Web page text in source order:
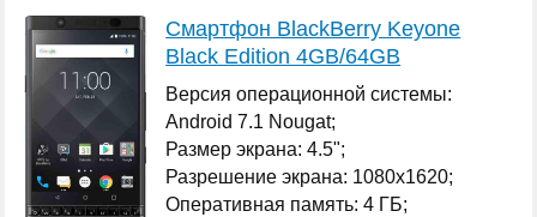
Смартфон BlackBerry Keyone
Black Edition 4GB/64GB
Версия операционной системы:
Android 7.1 Nougat;
Размер экрана: 4.5";
Разрешение экрана: 1080x1620;
Оперативная память: 4 ГБ;